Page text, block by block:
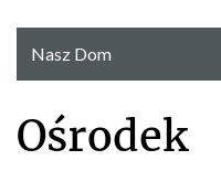
Nasz Dom
Ośrodek